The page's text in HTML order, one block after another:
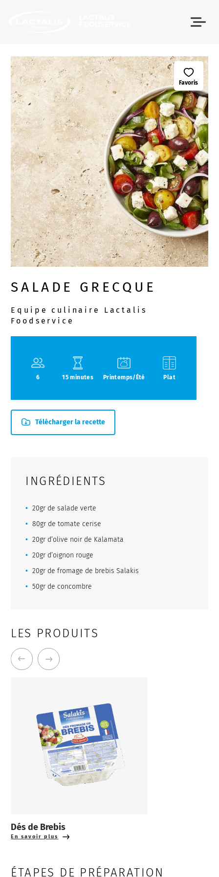
SALADE GRECQUE
Equipe culinaire Lactalis
Foodservice
6 15 minutes Printemps/Été Plat
Télécharger la recette
Favoris
INGRÉDIENTS
20gr de salade verte
80gr de tomate cerise
20gr d’olive noir de Kalamata
20gr d’oignon rouge
20gr de fromage de brebis Salakis
50gr de concombre
LES PRODUITS
Dés de Brebis
En savoir plus
ÉTAPES DE PRÉPARATION